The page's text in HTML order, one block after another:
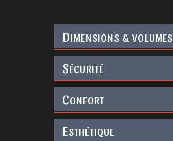
DIMENSIONS & VOLUMES
SÉCURITÉ
CONFORT
ESTHÉTIQUE